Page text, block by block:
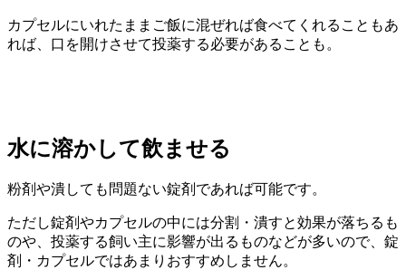
カプセルにいれたままご飯に混ぜれば食べてくれることもあ
れば、口を開けさせて投薬する必要があることも。
水に溶かして飲ませる
粉剤や潰しても問題ない錠剤であれば可能です。
ただし錠剤やカプセルの中には分割・潰すと効果が落ちるも
のや、投薬する飼い主に影響が出るものなどが多いので、錠
剤・カプセルではあまりおすすめしません。